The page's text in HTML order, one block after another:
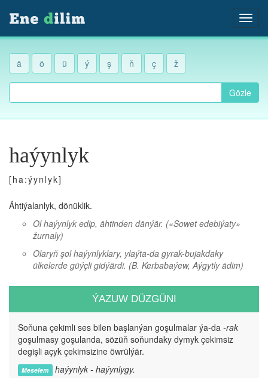
ä ö ü ý ş ň ç ž
Gözle
haýynlyk
[ha:ýynlyk]
Ähtiýalanlyk, dönüklik.
Ol haýynlyk edip, ähtinden dänýär. («Sowet edebiýaty»
žurnaly)
Olaryň şol haýynlyklary, ylaýta-da gyrak-bujakdaky
ülkelerde güýçli gidýärdi. (B. Kerbabaýew, Aýgytly ädim)
ÝAZUW DÜZGÜNI
Soňuna çekimli ses bilen başlanýan goşulmalar ýa-da -rak
goşulmasy goşulanda, sözüň soňundaky dymyk çekimsiz
degişli açyk çekimsizine öwrülýär.
Meselem haýynlyk - haýynlygy.